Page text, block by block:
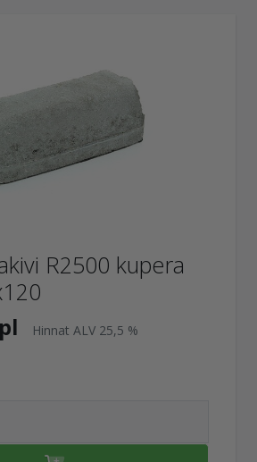
R2500 kupera
Hinnat ALV 25,5 %